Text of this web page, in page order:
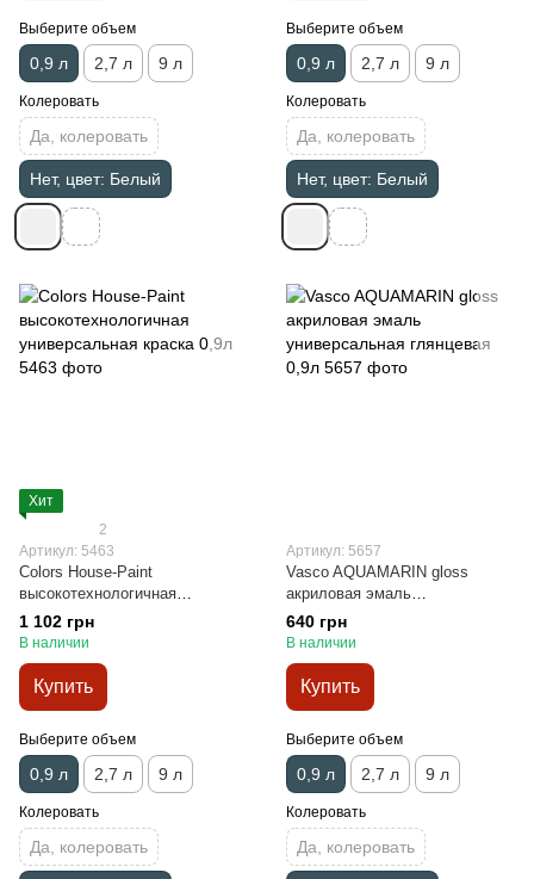
Выберите объем
0,9 л 2,7 л 9 л
Колеровать
Да, колеровать
Нет, цвет: Белый
Выберите объем
0,9 л 2,7 л 9 л
Колеровать
Да, колеровать
Нет, цвет: Белый
Хит
2
Артикул: 5463
Colors House-Paint
высокотехнологичная
универсальная краска 0,9л
1 102 грн
В наличии
Купить
Выберите объем
0,9 л 2,7 л 9 л
Колеровать
Да, колеровать
Артикул: 5657
Vasco AQUAMARIN gloss
акриловая эмаль
универсальная глянцевая 0,9л
640 грн
В наличии
Купить
Выберите объем
0,9 л 2,7 л 9 л
Колеровать
Да, колеровать